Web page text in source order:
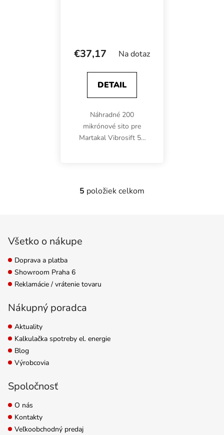
Na dotaz
€37,17
DETAIL
Náhradné 200
mikrónové sito pre
Martakal Vibrosift 5K
Ovládacie prvky výpisu
5 položiek celkom
Všetko o nákupe
Doprava a platba
Showroom Praha 6
Reklamácie / vrátenie tovaru
Nákupný poradca
Aktuality
Kalkulačka spotreby el. energie
Blog
Výrobcovia
Spoločnosť
O nás
Kontakty
Veľkoobchodný predaj